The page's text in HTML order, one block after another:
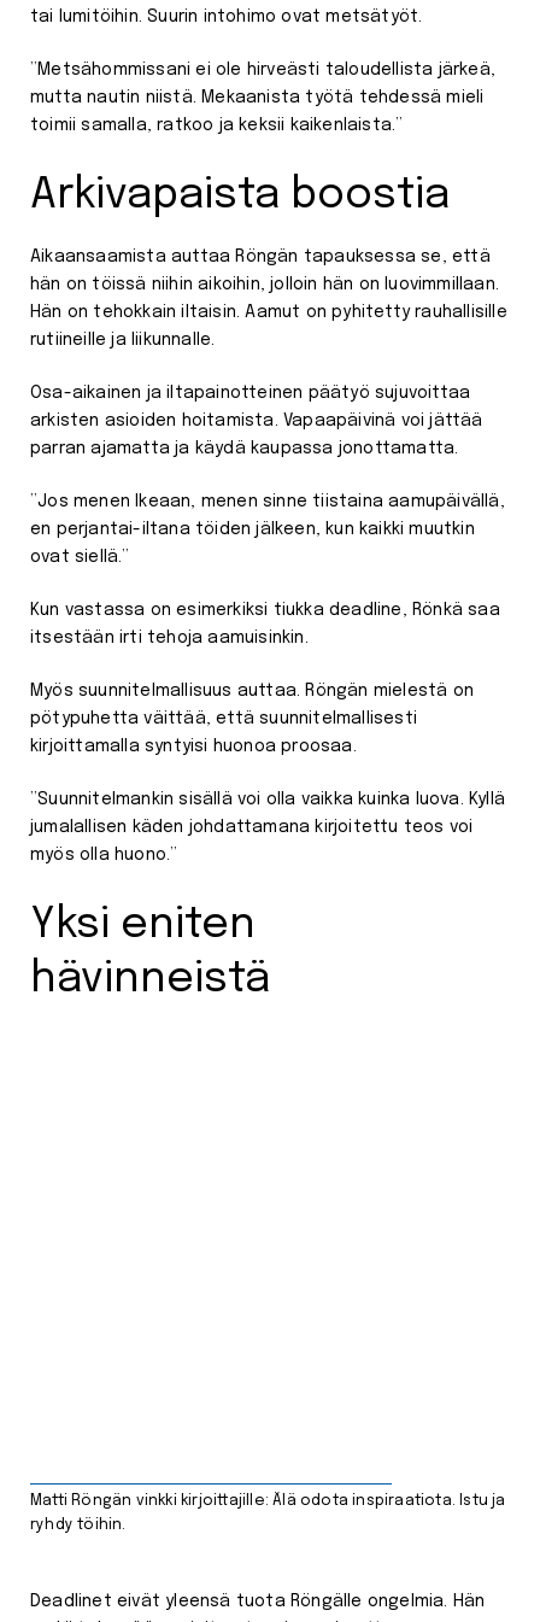
tai lumitöihin. Suurin intohimo ovat metsätyöt.
”Metsähommissani ei ole hirveästi taloudellista järkeä,
mutta nautin niistä. Mekaanista työtä tehdessä mieli
toimii samalla, ratkoo ja keksii kaikenlaista.”
Arkivapaista boostia
Aikaansaamista auttaa Röngän tapauksessa se, että
hän on töissä niihin aikoihin, jolloin hän on luovimmillaan.
Hän on tehokkain iltaisin. Aamut on pyhitetty rauhallisille
rutiineille ja liikunnalle.
Osa-aikainen ja iltapainotteinen päätyö sujuvoittaa
arkisten asioiden hoitamista. Vapaapäivinä voi jättää
parran ajamatta ja käydä kaupassa jonottamatta.
”Jos menen Ikeaan, menen sinne tiistaina aamupäivällä,
en perjantai-iltana töiden jälkeen, kun kaikki muutkin
ovat siellä.”
Kun vastassa on esimerkiksi tiukka deadline, Rönkä saa
itsestään irti tehoja aamuisinkin.
Myös suunnitelmallisuus auttaa. Röngän mielestä on
pötypuhetta väittää, että suunnitelmallisesti
kirjoittamalla syntyisi huonoa proosaa.
”Suunnitelmankin sisällä voi olla vaikka kuinka luova. Kyllä
jumalallisen käden johdattamana kirjoitettu teos voi
myös olla huono.”
Yksi eniten
hävinneistä
Matti Röngän vinkki kirjoittajille: Älä odota inspiraatiota. Istu ja
ryhdy töihin.
Deadlinet eivät yleensä tuota Röngälle ongelmia. Hän